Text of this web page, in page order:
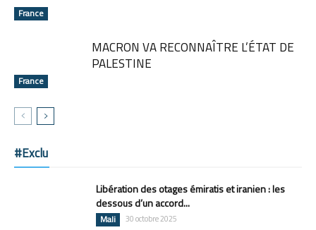
France
France
MACRON VA RECONNAÎTRE L’ÉTAT DE
PALESTINE
#Exclu
Libération des otages émiratis et iranien : les
dessous d’un accord...
Mali 30 octobre 2025